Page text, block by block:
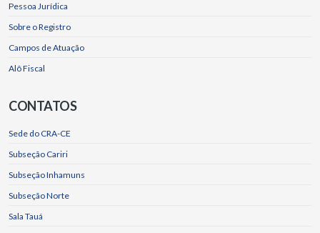
Pessoa Jurídica
Sobre o Registro
Campos de Atuação
Alô Fiscal
CONTATOS
Sede do CRA-CE
Subseção Cariri
Subseção Inhamuns
Subseção Norte
Sala Tauá